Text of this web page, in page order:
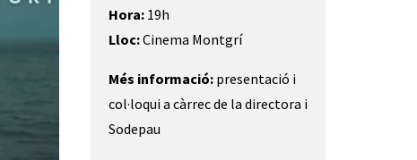
Hora: 19h
Lloc:Cinema Montgrí
Més informació:presentació i
col·loqui a càrrec de la directora i
Sodepau